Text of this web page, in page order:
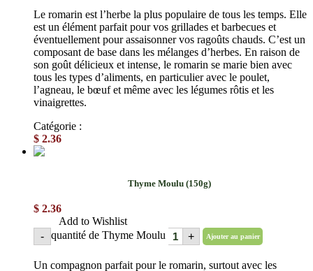
Le romarin est l’herbe la plus populaire de tous les temps. Elle
est un élément parfait pour vos grillades et barbecues et
éventuellement pour assaisonner vos ragoûts chauds. C’est un
composant de base dans les mélanges d’herbes. En raison de
son goût délicieux et intense, le romarin se marie bien avec
tous les types d’aliments, en particulier avec le poulet,
l’agneau, le bœuf et même avec les légumes rôtis et les
vinaigrettes.
Catégorie :
$ 2.36
Thyme Moulu (150g)
$ 2.36
Add to Wishlist
- quantité de Thyme Moulu + Ajouter au panier
Un compagnon parfait pour le romarin, surtout avec les